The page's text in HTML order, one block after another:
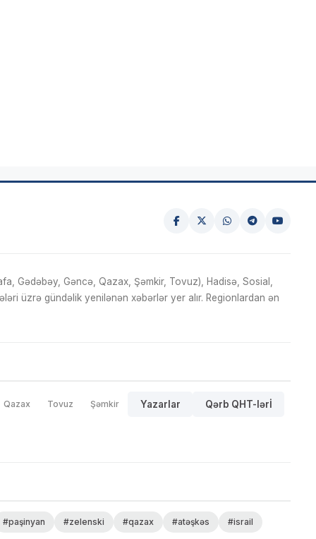
Gədəbəy, Gəncə, Qazax, Şəmkir, Tovuz), Hadisə, Sosial,
üzrə gündəlik yenilənən xəbərlər yer alır. Regionlardan ən
Qazax Tovuz Şəmkir Yazarlar Qərb QHT-lərİ
#paşinyan #zelenski #qazax #atəşkəs
#israil